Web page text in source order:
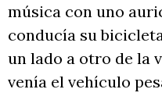
música con uno
conducía su
un lado a otro de la
venía el vehículo